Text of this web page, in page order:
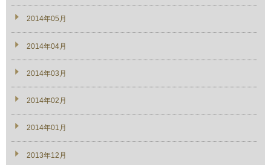
2014年05月
2014年04月
2014年03月
2014年02月
2014年01月
2013年12月